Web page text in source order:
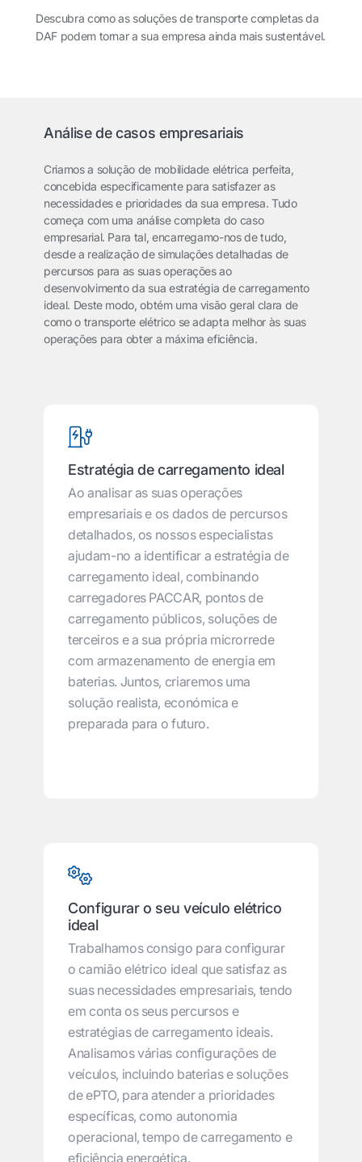
Descubra como as soluções de transporte completas da
DAF podem tornar a sua empresa ainda mais sustentável.
Análise de casos empresariais
Criamos a solução de mobilidade elétrica perfeita,
concebida especificamente para satisfazer as
necessidades e prioridades da sua empresa. Tudo
começa com uma análise completa do caso
empresarial. Para tal, encarregamo-nos de tudo,
desde a realização de simulações detalhadas de
percursos para as suas operações ao
desenvolvimento da sua estratégia de carregamento
ideal. Deste modo, obtém uma visão geral clara de
como o transporte elétrico se adapta melhor às suas
operações para obter a máxima eficiência.
Estratégia de carregamento ideal
Ao analisar as suas operações
empresariais e os dados de percursos
detalhados, os nossos especialistas
ajudam-no a identificar a estratégia de
carregamento ideal, combinando
carregadores PACCAR, pontos de
carregamento públicos, soluções de
terceiros e a sua própria microrrede
com armazenamento de energia em
baterias. Juntos, criaremos uma
solução realista, económica e
preparada para o futuro.
Configurar o seu veículo elétrico
ideal
Trabalhamos consigo para configurar
o camião elétrico ideal que satisfaz as
suas necessidades empresariais, tendo
em conta os seus percursos e
estratégias de carregamento ideais.
Analisamos várias configurações de
veículos, incluindo baterias e soluções
de ePTO, para atender a prioridades
específicas, como autonomia
operacional, tempo de carregamento e
eficiência energética.